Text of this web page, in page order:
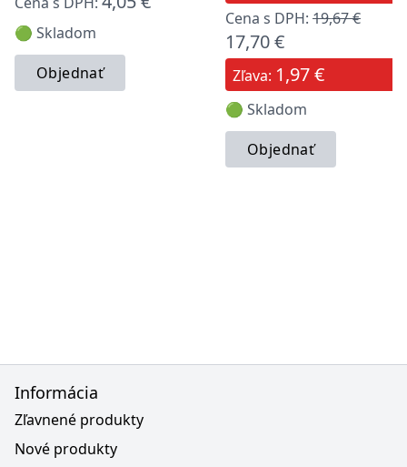
🟢 Skladom
Objednať
Cena s DPH: 19,67 €
17,70 €
Zľava: 1,97 €
🟢 Skladom
Objednať
Informácia
Zľavnené produkty
Nové produkty